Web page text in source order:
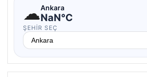
☁Ankara
NaN°C
ŞEHIR SEÇ